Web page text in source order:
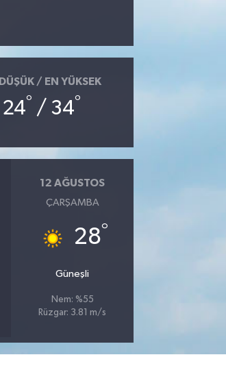
/ EN YÜKSEK
24° / 34°
12 AĞUSTOS
ÇARŞAMBA
28°
Güneşli
Nem: %55
Rüzgar: 3.81 m/s